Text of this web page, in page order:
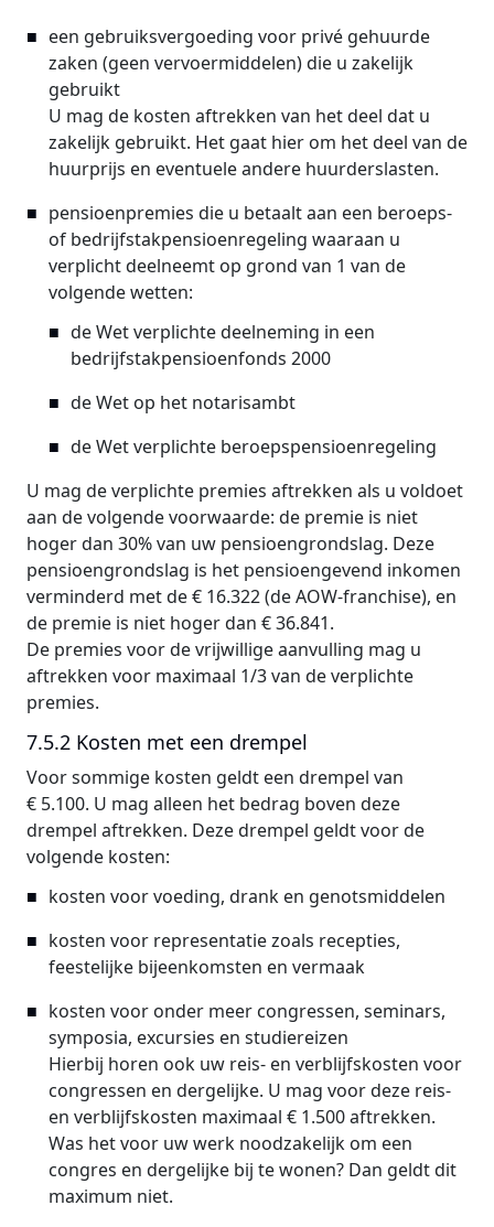
een gebruiksvergoeding voor privé gehuurde
zaken (geen vervoermiddelen) die u zakelijk
gebruikt
U mag de kosten aftrekken van het deel dat u
zakelijk gebruikt. Het gaat hier om het deel van de
huurprijs en eventuele andere huurderslasten.
pensioenpremies die u betaalt aan een beroeps-
of bedrijfstakpensioenregeling waaraan u
verplicht deelneemt op grond van 1 van de
volgende wetten:
de Wet verplichte deelneming in een
bedrijfstakpensioenfonds 2000
de Wet op het notarisambt
de Wet verplichte beroepspensioenregeling
U mag de verplichte premies aftrekken als u voldoet
aan de volgende voorwaarde: de premie is niet
hoger dan 30% van uw pensioengrondslag. Deze
pensioengrondslag is het pensioengevend inkomen
verminderd met de € 16.322 (de AOW-franchise), en
de premie is niet hoger dan € 36.841.
De premies voor de vrijwillige aanvulling mag u
aftrekken voor maximaal 1/3 van de verplichte
premies.
7.5.2 Kosten met een drempel
Voor sommige kosten geldt een drempel van
€ 5.100. U mag alleen het bedrag boven deze
drempel aftrekken. Deze drempel geldt voor de
volgende kosten:
kosten voor voeding, drank en genotsmiddelen
kosten voor representatie zoals recepties,
feestelijke bijeenkomsten en vermaak
kosten voor onder meer congressen, seminars,
symposia, excursies en studiereizen
Hierbij horen ook uw reis- en verblijfskosten voor
congressen en dergelijke. U mag voor deze reis-
en verblijfskosten maximaal € 1.500 aftrekken.
Was het voor uw werk noodzakelijk om een
congres en dergelijke bij te wonen? Dan geldt dit
maximum niet.